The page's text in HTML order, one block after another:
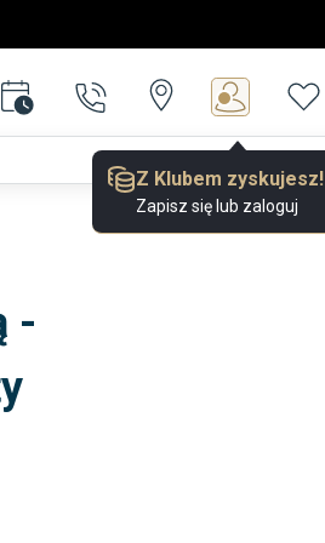
Z Klubem zyskujesz!
Zapisz się lub zaloguj
-